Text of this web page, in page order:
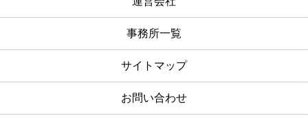
事務所一覧
サイトマップ
お問い合わせ